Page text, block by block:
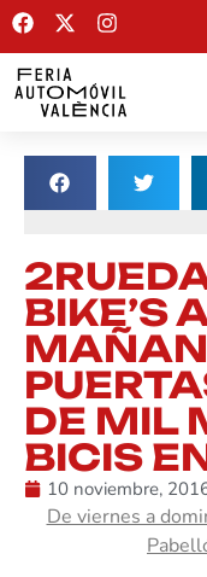
BIKE’S
DE MIL
BICIS
10 noviembre,
De viernes a